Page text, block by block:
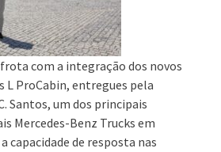
com a integração dos novos
L ProCabin, entregues pela
Santos, um dos principais
Mercedes-Benz Trucks em
capacidade de resposta nas